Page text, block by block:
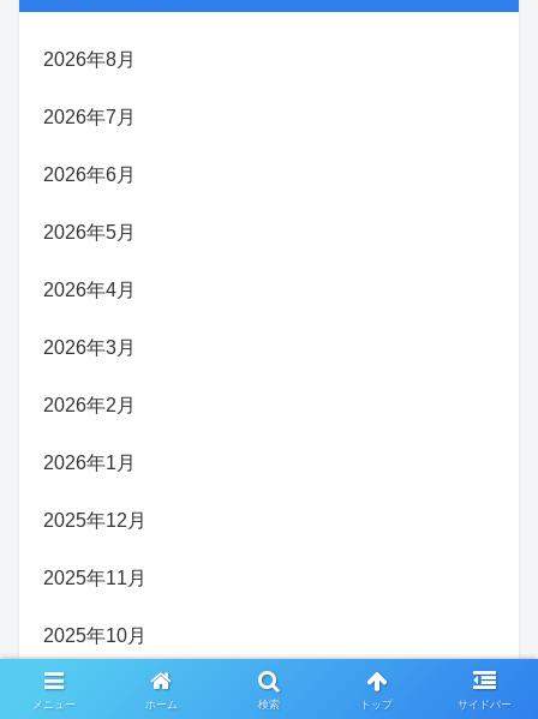
2026年8月
2026年7月
2026年6月
2026年5月
2026年4月
2026年3月
2026年2月
2026年1月
2025年12月
2025年11月
2025年10月
2025年9月
メニュー ホーム 検索 トップ サイドバー